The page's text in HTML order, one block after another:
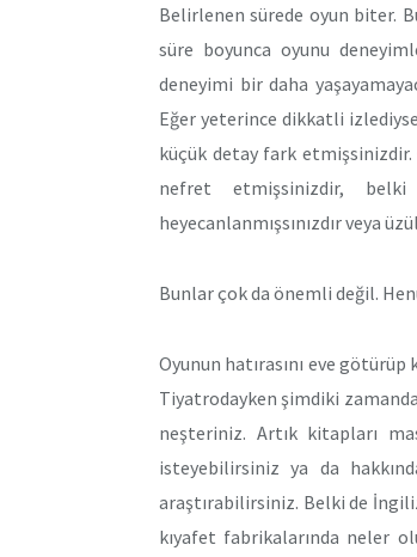
Belirlenen sürede oyun biter.
süre boyunca oyunu
deneyimi bir daha
Eğer yeterince dikkatli
küçük detay fark
nefret etmişsinizdir, belki
heyecanlanmışsınızdır veya
Bunlar çok da önemli değil.
Oyunun hatırasını eve
Tiyatrodayken şimdiki zamanda
neşteriniz. Artık kitapları
isteyebilirsiniz ya da
araştırabilirsiniz. Belki de
kıyafet fabrikalarında neler